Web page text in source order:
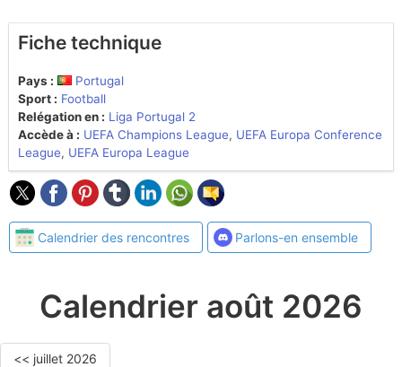
Fiche technique
Pays :
Portugal
Sport : Football
Relégation en : Liga Portugal 2
Accède à : UEFA Champions League, UEFA Europa Conference
League, UEFA Europa League
Calendrier des rencontres Parlons-en ensemble
Calendrier août 2026
<< juillet 2026